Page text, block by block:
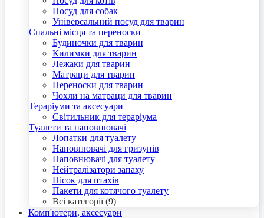
Посуд для собак
Універсальний посуд для тварин
Спальні місця та переноски
Будиночки для тварин
Килимки для тварин
Лежаки для тварин
Матраци для тварин
Переноски для тварин
Чохли на матраци для тварин
Тераріуми та аксесуари
Світильник для тераріума
Туалети та наповнювачі
Лопатки для туалету
Наповнювачі для гризунів
Наповнювачі для туалету
Нейтралізатори запаху
Пісок для птахів
Пакети для котячого туалету
Всі категорії (9)
Комп'ютери, аксесуари